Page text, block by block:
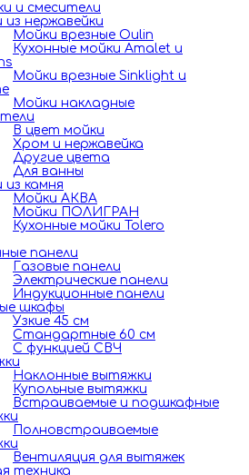
и смесители
из нержавейки
Мойки врезные Oulin
Кухонные мойки Amalet и
Мойки врезные Sinklight и
Мойки накладные
В цвет мойки
Хром и нержавейка
Другие цвета
Для ванны
из камня
Мойки АКВА
Мойки ПОЛИГРАН
Кухонные мойки Tolero
панели
Газовые панели
Электрические панели
Индукционные панели
шкафы
Узкие 45 см
Стандартные 60 см
С функцией СВЧ
Наклонные вытяжки
Купольные вытяжки
Встраиваемые и подшкафные
Полновстраиваемые
Вентиляция для вытяжек
техника